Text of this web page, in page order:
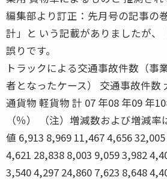
編集部より訂正：先月号の記事の
計」と いう記載がありましたが、
誤りです。
トラックによる交通事故件数（事
者となったケース） 交通事故件数
通貨物 軽貨物 計 07 年08 年09 年
（％） （注）増減数および増減
値 6,913 8,969 11,467 4,656
4,621 28,838 8,003 9,059 3,982
3,540 4,297 24,860 7,623 8,648